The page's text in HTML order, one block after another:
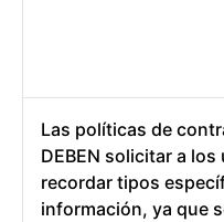
Las políticas de
DEBEN solicitar a los
recordar tipos
información, ya que